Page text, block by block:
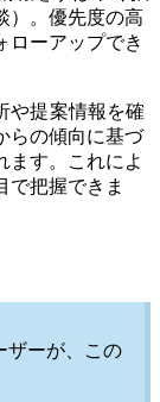
）。優先度の高
ローアップでき
や提案情報を確
らの傾向に基づ
ます。これによ
で把握できま
ザーが、この